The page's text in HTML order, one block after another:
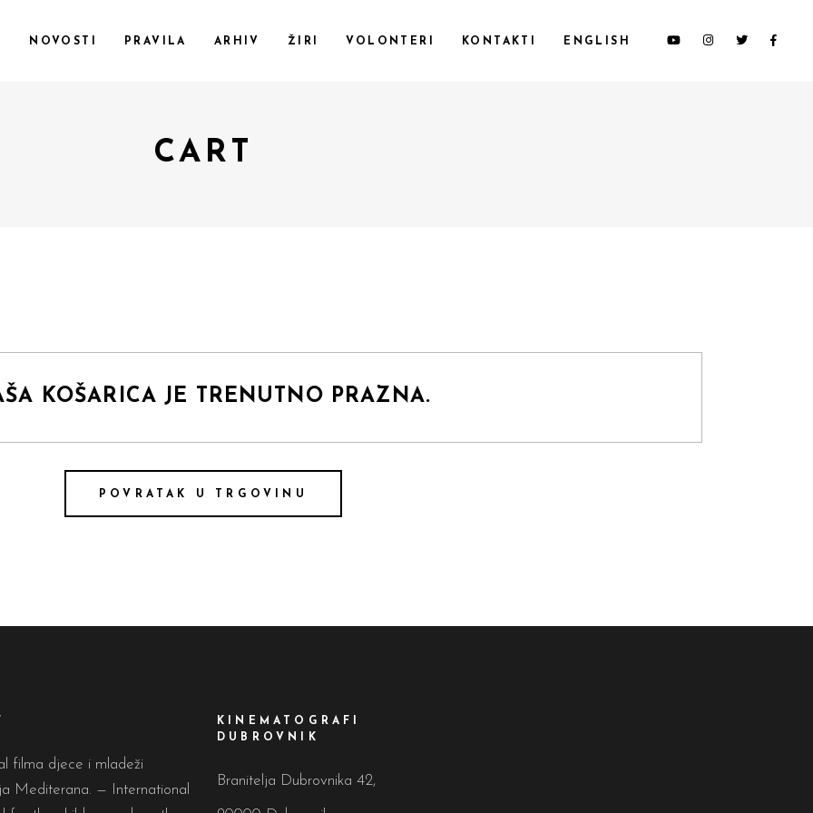
NOVOSTI PRAVILA ARHIV ŽIRI VOLONTERI KONTAKTI ENGLISH
CART
KOŠARICA JE TRENUTNO PRAZNA.
POVRATAK U TRGOVINU
filma djece i mladeži
Mediterana. — International
KINEMATOGRAFI
DUBROVNIK
Branitelja Dubrovnika 42,